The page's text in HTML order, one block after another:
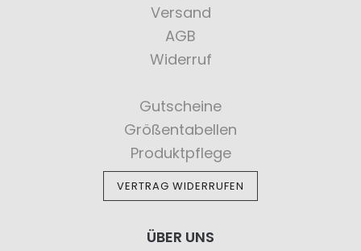
Versand
AGB
Widerruf
Gutscheine
Größentabellen
Produktpflege
VERTRAG WIDERRUFEN
ÜBER UNS